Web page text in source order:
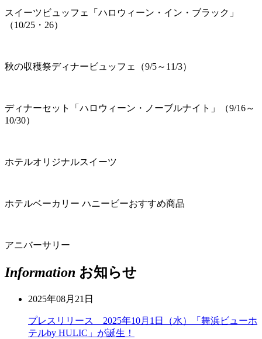
スイーツビュッフェ「ハロウィーン・イン・ブラック」
（10/25・26）
秋の収穫祭ディナービュッフェ（9/5～11/3）
ディナーセット「ハロウィーン・ノーブルナイト」（9/16～
10/30）
ホテルオリジナルスイーツ
ホテルベーカリー ハニービーおすすめ商品
アニバーサリー
Information お知らせ
2025年08月21日
プレスリリース 2025年10月1日（水）「舞浜ビューホ
テルby HULIC」が誕生！